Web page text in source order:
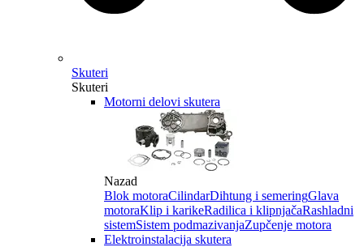
Skuteri
Skuteri
Motorni delovi skutera
Nazad
Blok motoraCilindarDihtung i semeringGlava
motoraKlip i karikeRadilica i klipnjačaRashladni
sistemSistem podmazivanjaZupčenje motora
Elektroinstalacija skutera